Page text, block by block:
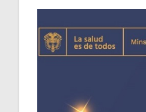
entrada: